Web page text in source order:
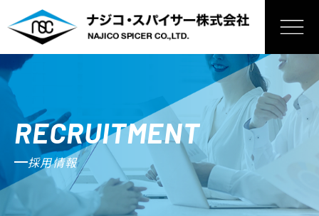
RECRUITMENT
採用情報